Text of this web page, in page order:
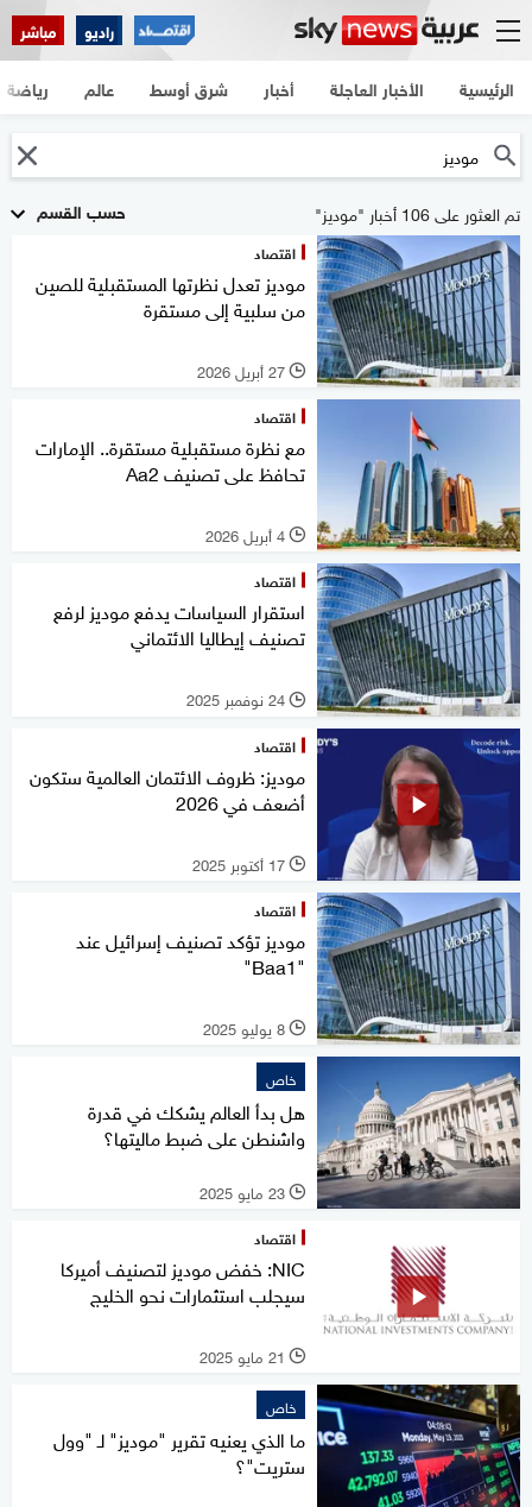
راديو مباشر
الرئيسية الأخبار العاجلة أخبار شرق أوسط عالم رياضة
حسب القسم تم العثور على 106 أخبار "موديز"
اقتصاد
موديز تعدل نظرتها المستقبلية للصين
من سلبية إلى مستقرة
l 27 أبريل 2026
اقتصاد
مع نظرة مستقبلية مستقرة.. الإمارات
تحافظ على تصنيف Aa2
l 4 أبريل 2026
اقتصاد
استقرار السياسات يدفع موديز لرفع
تصنيف إيطاليا الائتماني
l 24 نوفمبر 2025
اقتصاد
موديز: ظروف الائتمان العالمية ستكون
أضعف في 2026
l 17 أكتوبر 2025
اقتصاد
موديز تؤكد تصنيف إسرائيل عند
"Baa1"
l 8 يوليو 2025
خاص
هل بدأ العالم يشكك في قدرة
واشنطن على ضبط ماليتها؟
l 23 مايو 2025
اقتصاد
NIC: خفض موديز لتصنيف أميركا
سيجلب استثمارات نحو الخليج
l 21 مايو 2025
خاص
ما الذي يعنيه تقرير "موديز" لـ "وول
ستريت"؟